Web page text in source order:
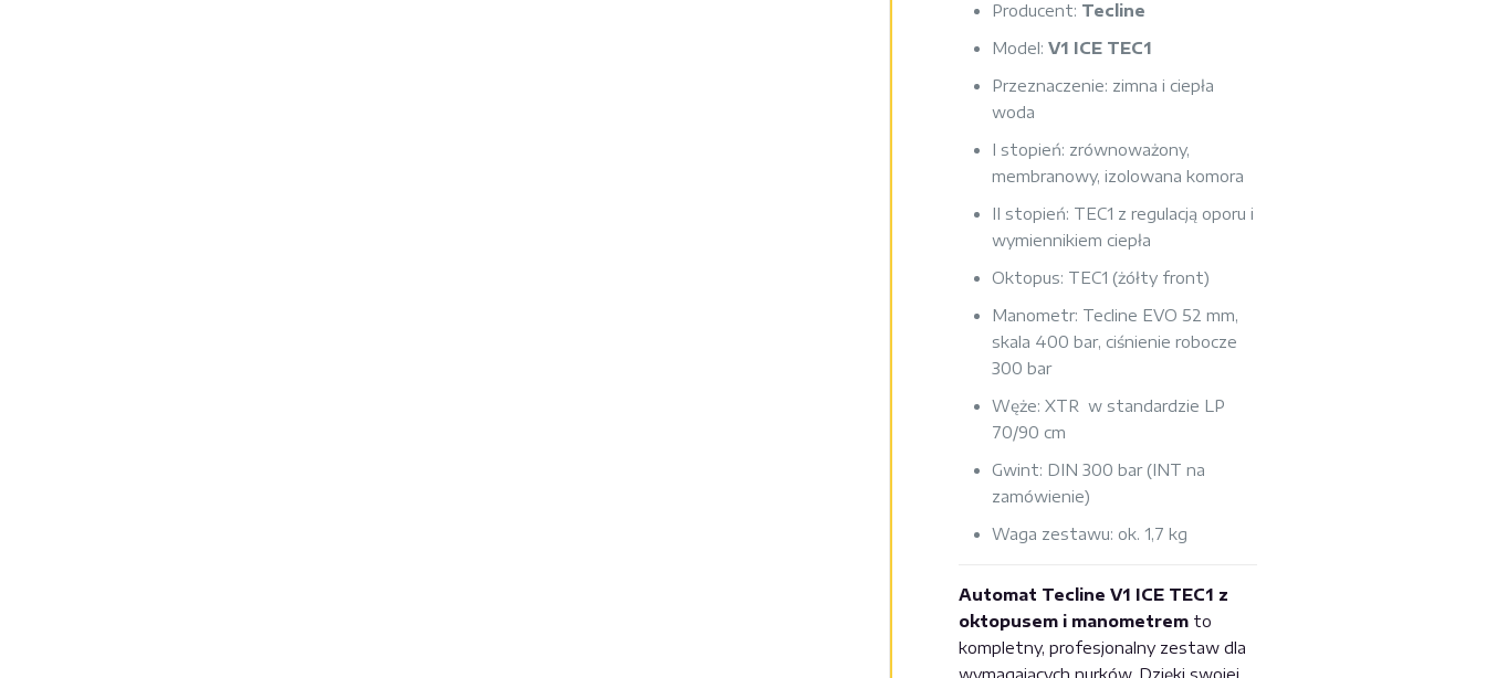
Producent: Tecline
Model:V1 ICE TEC1
Przeznaczenie: zimna i ciepła
woda
I stopień: zrównoważony,
membranowy, izolowana komora
II stopień: TEC1 z regulacją oporu i
wymiennikiem ciepła
Oktopus: TEC1 (żółty front)
Manometr: Tecline EVO 52 mm,
skala 400 bar, ciśnienie robocze
300 bar
Węże: XTR w standardzie LP
70/90 cm
Gwint: DIN 300 bar (INT na
zamówienie)
Waga zestawu: ok. 1,7 kg
Automat Tecline V1 ICE TEC1 z
oktopusem i manometrem to
kompletny, profesjonalny zestaw dla
wymagających nurków. Dzięki swojej